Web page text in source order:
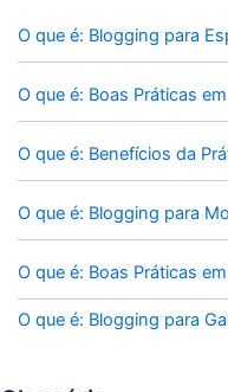
O que é: Blogging para
O que é: Boas Práticas
O que é: Benefícios da
O que é: Blogging para
O que é: Boas Práticas
O que é: Blogging para